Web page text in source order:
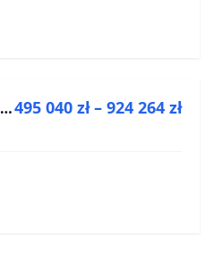
Apartamenty Krakowska 8495 040 zł – 924 264 zł